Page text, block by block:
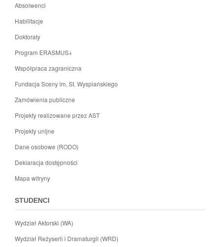
Absolwenci
Habilitacje
Doktoraty
Program ERASMUS+
Współpraca zagraniczna
Fundacja Sceny im. St. Wyspiańskiego
Zamówienia publiczne
Projekty realizowane przez AST
Projekty unijne
Dane osobowe (RODO)
Deklaracja dostępności
Mapa witryny
STUDENCI
Wydział Aktorski (WA)
Wydział Reżyserii i Dramaturgii (WRD)